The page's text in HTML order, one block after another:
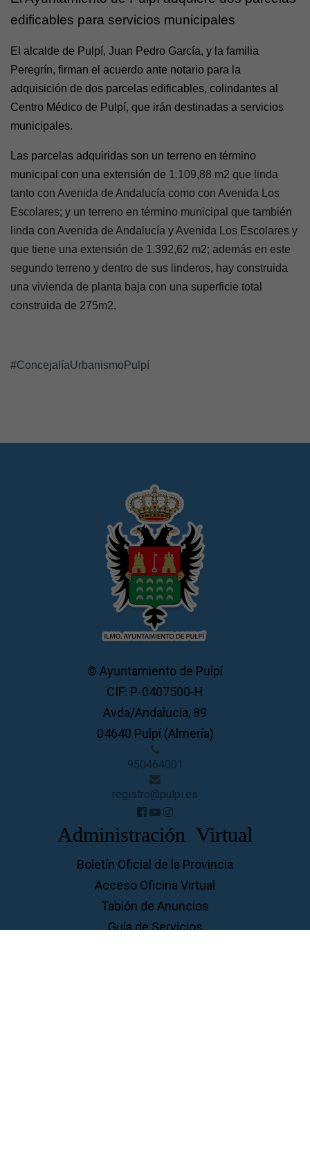
edificables para servicios municipales
El alcalde de Pulpí, Juan Pedro García, y la familia
Peregrín, firman el acuerdo ante notario para la
adquisición de dos parcelas edificables, colindantes al
Centro Médico de Pulpí, que irán destinadas a servicios
municipales.
Las parcelas adquiridas son un terreno en término
municipal con una extensión de 1.109,88 m2 que linda
tanto con Avenida de Andalucía como con Avenida Los
Escolares; y un terreno en término municipal que también
linda con Avenida de Andalucía y Avenida Los Escolares y
que tiene una extensión de 1.392,62 m2; además en este
segundo terreno y dentro de sus linderos, hay construida
una vivienda de planta baja con una superficie total
construida de 275m2.
#ConcejalíaUrbanismoPulpí
© Ayuntamiento de Pulpí
CIF: P-0407500-H
Avda/Andalucia, 89
04640 Pulpí (Almería)
950464001
registro@pulpi.es
Administración Virtual
Boletín Oficial de la Provincia
Acceso Oficina Virtual
Tablón de Anuncios
Guía de Servicios